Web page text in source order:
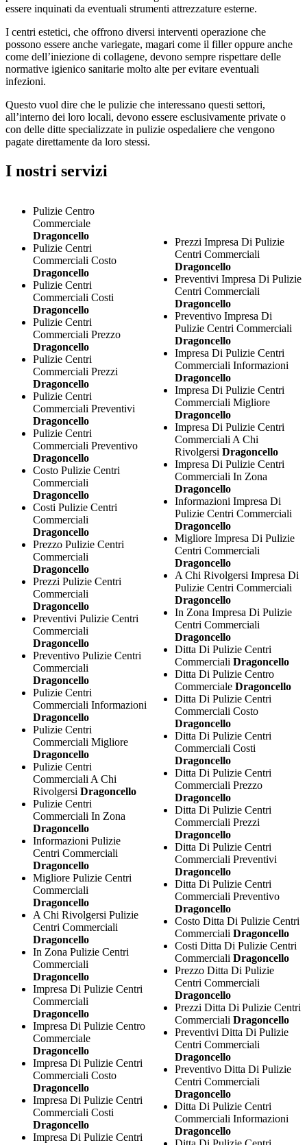
essere inquinati da eventuali strumenti attrezzature esterne.
I centri estetici, che offrono diversi interventi operazione che
possono essere anche variegate, magari come il filler oppure anche
come dell’iniezione di collagene, devono sempre rispettare delle
normative igienico sanitarie molto alte per evitare eventuali
infezioni.
Questo vuol dire che le pulizie che interessano questi settori,
all’interno dei loro locali, devono essere esclusivamente private o
con delle ditte specializzate in pulizie ospedaliere che vengono
pagate direttamente da loro stessi.
I nostri servizi
Pulizie Centro
Commerciale
Dragoncello
Pulizie Centri
Commerciali Costo
Dragoncello
Pulizie Centri
Commerciali Costi
Dragoncello
Pulizie Centri
Commerciali Prezzo
Dragoncello
Pulizie Centri
Commerciali Prezzi
Dragoncello
Pulizie Centri
Commerciali Preventivi
Dragoncello
Pulizie Centri
Commerciali Preventivo
Dragoncello
Costo Pulizie Centri
Commerciali
Dragoncello
Costi Pulizie Centri
Commerciali
Dragoncello
Prezzo Pulizie Centri
Commerciali
Dragoncello
Prezzi Pulizie Centri
Commerciali
Dragoncello
Preventivi Pulizie Centri
Commerciali
Dragoncello
Preventivo Pulizie Centri
Commerciali
Dragoncello
Pulizie Centri
Commerciali Informazioni
Dragoncello
Pulizie Centri
Commerciali Migliore
Dragoncello
Pulizie Centri
Commerciali A Chi
Rivolgersi Dragoncello
Pulizie Centri
Commerciali In Zona
Dragoncello
Informazioni Pulizie
Centri Commerciali
Dragoncello
Migliore Pulizie Centri
Commerciali
Dragoncello
A Chi Rivolgersi Pulizie
Centri Commerciali
Dragoncello
In Zona Pulizie Centri
Commerciali
Dragoncello
Impresa Di Pulizie Centri
Commerciali
Dragoncello
Impresa Di Pulizie Centro
Commerciale
Dragoncello
Impresa Di Pulizie Centri
Commerciali Costo
Dragoncello
Impresa Di Pulizie Centri
Commerciali Costi
Dragoncello
Impresa Di Pulizie Centri
Prezzi Impresa Di Pulizie
Centri Commerciali
Dragoncello
Preventivi Impresa Di Pulizie
Centri Commerciali
Dragoncello
Preventivo Impresa Di
Pulizie Centri Commerciali
Dragoncello
Impresa Di Pulizie Centri
Commerciali Informazioni
Dragoncello
Impresa Di Pulizie Centri
Commerciali Migliore
Dragoncello
Impresa Di Pulizie Centri
Commerciali A Chi
Rivolgersi Dragoncello
Impresa Di Pulizie Centri
Commerciali In Zona
Dragoncello
Informazioni Impresa Di
Pulizie Centri Commerciali
Dragoncello
Migliore Impresa Di Pulizie
Centri Commerciali
Dragoncello
A Chi Rivolgersi Impresa Di
Pulizie Centri Commerciali
Dragoncello
In Zona Impresa Di Pulizie
Centri Commerciali
Dragoncello
Ditta Di Pulizie Centri
Commerciali Dragoncello
Ditta Di Pulizie Centro
Commerciale Dragoncello
Ditta Di Pulizie Centri
Commerciali Costo
Dragoncello
Ditta Di Pulizie Centri
Commerciali Costi
Dragoncello
Ditta Di Pulizie Centri
Commerciali Prezzo
Dragoncello
Ditta Di Pulizie Centri
Commerciali Prezzi
Dragoncello
Ditta Di Pulizie Centri
Commerciali Preventivi
Dragoncello
Ditta Di Pulizie Centri
Commerciali Preventivo
Dragoncello
Costo Ditta Di Pulizie Centri
Commerciali Dragoncello
Costi Ditta Di Pulizie Centri
Commerciali Dragoncello
Prezzo Ditta Di Pulizie
Centri Commerciali
Dragoncello
Prezzi Ditta Di Pulizie Centri
Commerciali Dragoncello
Preventivi Ditta Di Pulizie
Centri Commerciali
Dragoncello
Preventivo Ditta Di Pulizie
Centri Commerciali
Dragoncello
Ditta Di Pulizie Centri
Commerciali Informazioni
Dragoncello